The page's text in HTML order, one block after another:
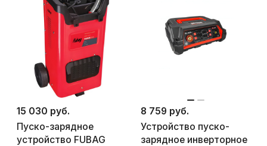
15 030 руб.
Пуско-зарядное
устройство FUBAG
8 759 руб.
Устройство пуско-
зарядное инверторное